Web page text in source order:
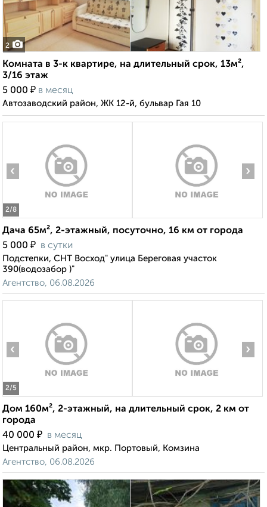
2
Комната в 3-к квартире, на длительный срок, 13м²,
3/16 этаж
5 000 ₽ в месяц
Автозаводский район, ЖК 12-й, бульвар Гая 10
2/8
‹ ›
Дача 65м², 2-этажный, посуточно, 16 км от города
5 000 ₽ в сутки
Подстепки, СНТ Восход" улица Береговая участок
390(водозабор )"
Агентство, 06.08.2026
2/5
‹ ›
Дом 160м², 2-этажный, на длительный срок, 2 км от
города
40 000 ₽ в месяц
Центральный район, мкр. Портовый, Комзина
Агентство, 06.08.2026